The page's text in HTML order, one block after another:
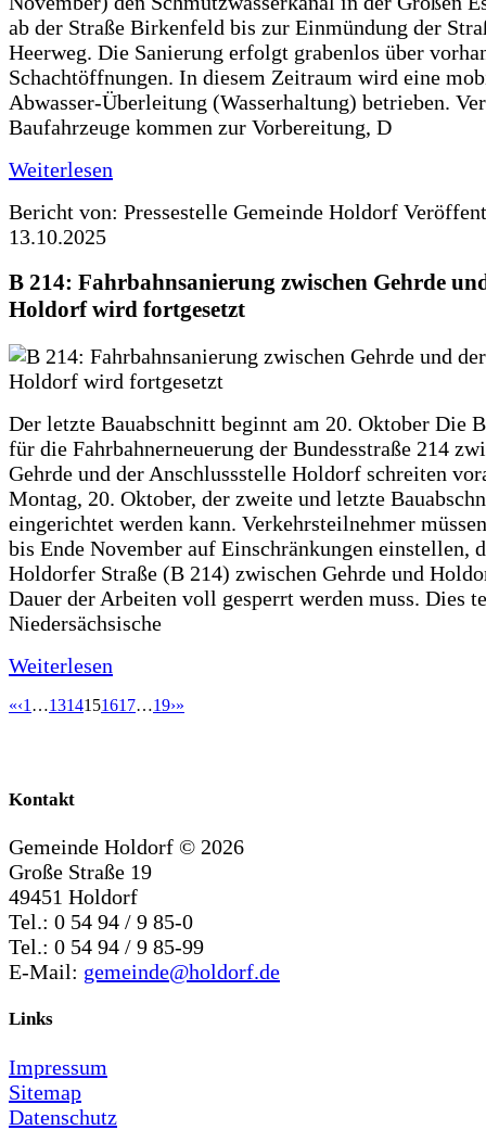
ab der Straße Birkenfeld bis zur Einmündung der
Heerweg. Die Sanierung erfolgt grabenlos über
Schachtöffnungen. In diesem Zeitraum wird eine
Abwasser-Überleitung (Wasserhaltung) betrieben.
Baufahrzeuge kommen zur Vorbereitung, D
Weiterlesen
Bericht von: Pressestelle Gemeinde Holdorf
13.10.2025
B 214: Fahrbahnsanierung zwischen Gehrde
Holdorf wird fortgesetzt
Der letzte Bauabschnitt beginnt am 20. Oktober Die
für die Fahrbahnerneuerung der Bundesstraße 214
Gehrde und der Anschlussstelle Holdorf schreiten
Montag, 20. Oktober, der zweite und letzte
eingerichtet werden kann. Verkehrsteilnehmer
bis Ende November auf Einschränkungen einstellen,
Holdorfer Straße (B 214) zwischen Gehrde und
Dauer der Arbeiten voll gesperrt werden muss. Dies
Niedersächsische
Weiterlesen
«‹1 …1314151617…19›»
Kontakt
Gemeinde Holdorf © 2026
Große Straße 19
49451 Holdorf
Tel.: 0 54 94 / 9 85-0
Tel.: 0 54 94 / 9 85-99
E-Mail: gemeinde@holdorf.de
Links
Impressum
Sitemap
Datenschutz